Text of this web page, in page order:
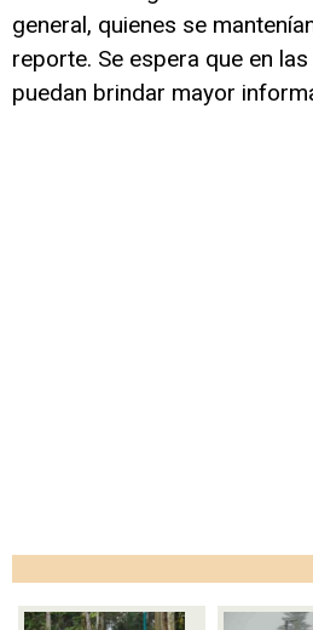
general, quienes se
reporte. Se espera que en
puedan brindar mayor